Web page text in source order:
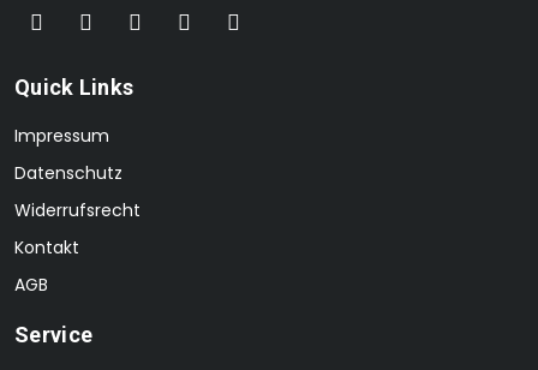
Quick Links
Impressum
Datenschutz
Widerrufsrecht
Kontakt
AGB
Service